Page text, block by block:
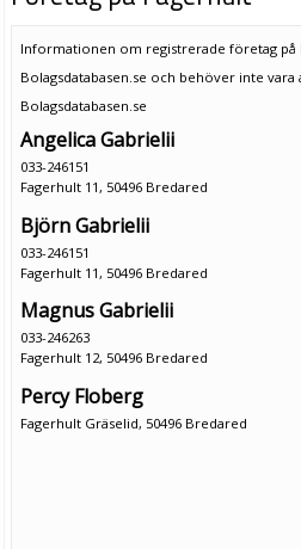
Informationen om registrerade företag på
Bolagsdatabasen.se och behöver inte
Bolagsdatabasen.se
Angelica Gabrielii
033-246151
Fagerhult 11, 50496 Bredared
Björn Gabrielii
033-246151
Fagerhult 11, 50496 Bredared
Magnus Gabrielii
033-246263
Fagerhult 12, 50496 Bredared
Percy Floberg
Fagerhult Gräselid, 50496 Bredared